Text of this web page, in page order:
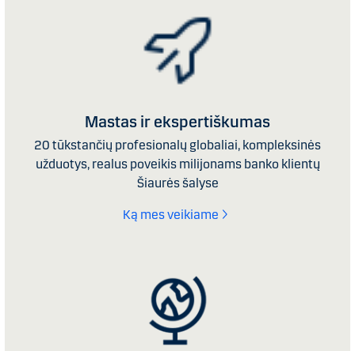
Mastas ir ekspertiškumas
20 tūkstančių profesionalų globaliai, kompleksinės
užduotys, realus poveikis milijonams banko klientų
Šiaurės šalyse
Ką mes veikiame